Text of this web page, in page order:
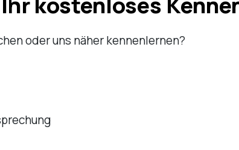
oder uns näher kennenlernen?